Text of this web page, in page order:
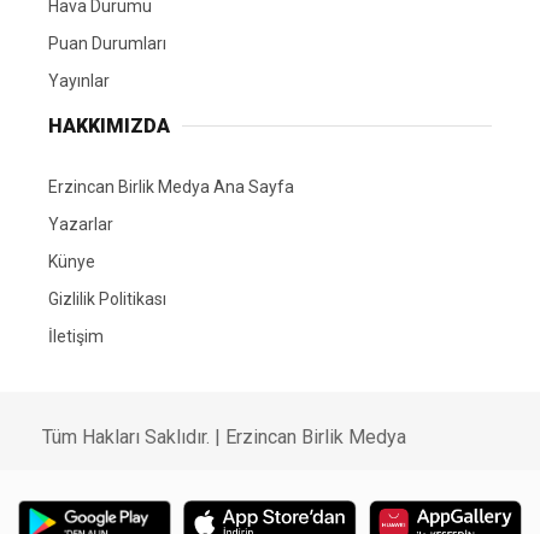
Hava Durumu
Puan Durumları
Yayınlar
HAKKIMIZDA
Erzincan Birlik Medya Ana Sayfa
Yazarlar
Künye
Gizlilik Politikası
İletişim
Tüm Hakları Saklıdır. | Erzincan Birlik Medya